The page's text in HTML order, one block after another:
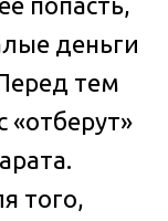
деньги
тем
«отберут»
того,